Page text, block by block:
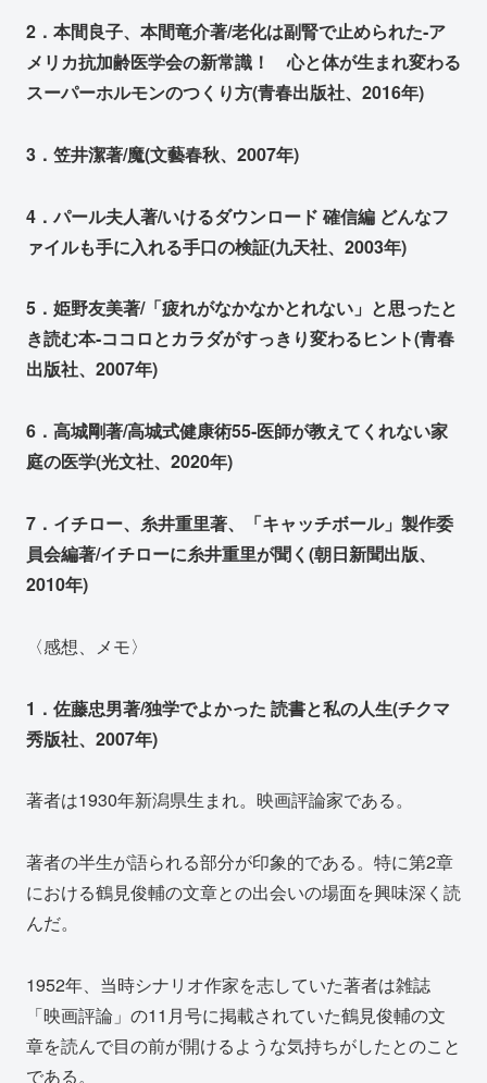
2．本間良子、本間竜介著/老化は副腎で止められた‐ア
メリカ抗加齢医学会の新常識！ 心と体が生まれ変わる
スーパーホルモンのつくり方(青春出版社、2016年)
3．笠井潔著/魔(文藝春秋、2007年)
4．パール夫人著/いけるダウンロード 確信編 どんなフ
ァイルも手に入れる手口の検証(九天社、2003年)
5．姫野友美著/「疲れがなかなかとれない」と思ったと
き読む本‐ココロとカラダがすっきり変わるヒント(青春
出版社、2007年)
6．高城剛著/高城式健康術55‐医師が教えてくれない家
庭の医学(光文社、2020年)
7．イチロー、糸井重里著、「キャッチボール」製作委
員会編著/イチローに糸井重里が聞く(朝日新聞出版、
2010年)
〈感想、メモ〉
1．佐藤忠男著/独学でよかった 読書と私の人生(チクマ
秀版社、2007年)
著者は1930年新潟県生まれ。映画評論家である。
著者の半生が語られる部分が印象的である。特に第2章
における鶴見俊輔の文章との出会いの場面を興味深く読
んだ。
1952年、当時シナリオ作家を志していた著者は雑誌
「映画評論」の11月号に掲載されていた鶴見俊輔の文
章を読んで目の前が開けるような気持ちがしたとのこと
である。